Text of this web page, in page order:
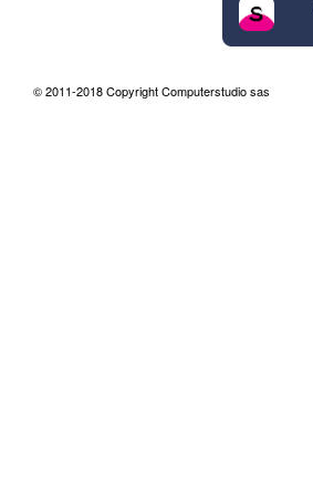
© 2011-2018 Copyright Computerstudio sas